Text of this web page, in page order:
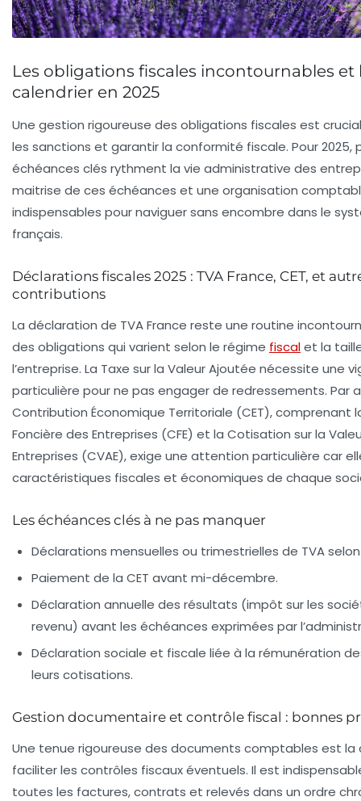
Les obligations fiscales incontournables et
calendrier en 2025
Une gestion rigoureuse des obligations fiscales est
les sanctions et garantir la conformité fiscale. Pour 2025,
échéances clés rythment la vie administrative des
maitrise de ces échéances et une organisation
indispensables pour naviguer sans encombre dans le
français.
Déclarations fiscales 2025 : TVA France, CET, et
contributions
La déclaration de TVA France reste une routine
des obligations qui varient selon le régime fiscalet la
l’entreprise. La Taxe sur la Valeur Ajoutée nécessite une
particulière pour ne pas engager de redressements. Par
Contribution Économique Territoriale (CET), comprenant
Foncière des Entreprises (CFE) et la Cotisation sur la
Entreprises (CVAE), exige une attention particulière car
caractéristiques fiscales et économiques de chaque
Les échéances clés à ne pas manquer
Déclarations mensuelles ou trimestrielles de TVA
Paiement de la CET avant mi-décembre.
Déclaration annuelle des résultats (impôt sur les
revenu) avant les échéances exprimées par
Déclaration sociale et fiscale liée à la rémunération
leurs cotisations.
Gestion documentaire et contrôle fiscal : bonnes
Une tenue rigoureuse des documents comptables est la
faciliter les contrôles fiscaux éventuels. Il est
toutes les factures, contrats et relevés dans un ordre